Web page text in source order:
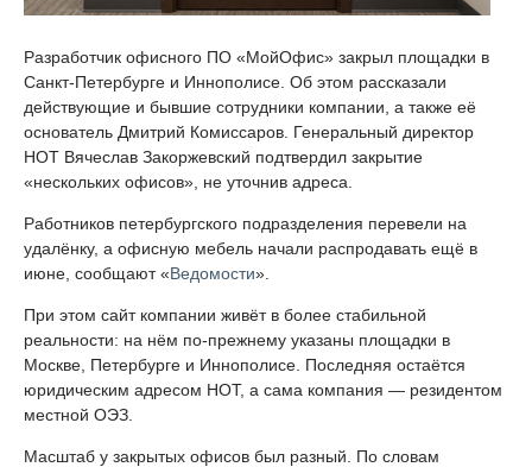
Разработчик офисного ПО «МойОфис» закрыл площадки в
Санкт-Петербурге и Иннополисе. Об этом рассказали
действующие и бывшие сотрудники компании, а также её
основатель Дмитрий Комиссаров. Генеральный директор
НОТ Вячеслав Закоржевский подтвердил закрытие
«нескольких офисов», не уточнив адреса.
Работников петербургского подразделения перевели на
удалёнку, а офисную мебель начали распродавать ещё в
июне, сообщают «Ведомости».
При этом сайт компании живёт в более стабильной
реальности: на нём по-прежнему указаны площадки в
Москве, Петербурге и Иннополисе. Последняя остаётся
юридическим адресом НОТ, а сама компания — резидентом
местной ОЭЗ.
Масштаб у закрытых офисов был разный. По словам